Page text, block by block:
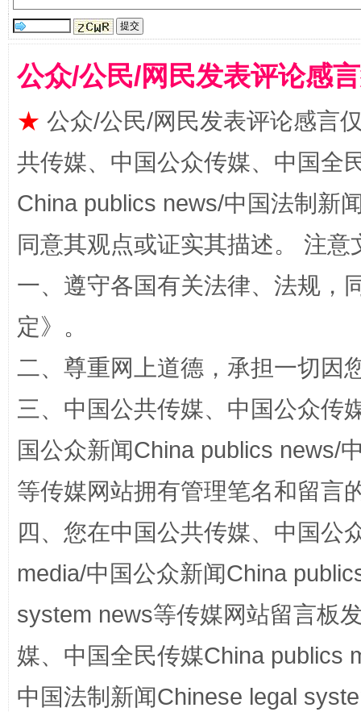
漫山遍野的桃花与雪山、麦地、白藏房 除
网上购药对药下症？
公众/公民/网民发表评论感
★ 公众/公民/网民发表评论感言
共传媒、中国公众传媒、中国全
China publics news/中国法制新
同意其观点或证实其描述。 注
一、遵守各国有关法律、法规，
定》。
二、尊重网上道德，承担一切因
三、中国公共传媒、中国公众传
国公众新闻China publics news/
等传媒网站拥有管理笔名和留言
四、您在中国公共传媒、中国公
media/中国公众新闻China
system news等传媒网站留言板
媒、中国全民传媒China publics
中国法制新闻Chinese legal